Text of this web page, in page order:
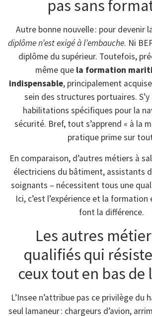
pas sans
Autre bonne nouvelle : pour devenir
diplôme n’est exigé à l’embauche. Ni
diplôme du supérieur. Toutefois,
même que la formation
indispensable, principalement
sein des structures portuaires.
habilitations spécifiques pour la
sécurité. Bref, tout s’apprend « à la
pratique prime sur
En comparaison, d’autres métiers à
électriciens du bâtiment, assistants
soignants – nécessitent tous une
Ici, c’est l’expérience et la
font la différence.
Les autres
qualifiés qui
ceux tout en bas de
L’Insee n’attribue pas ce privilège du
seul lamaneur : chargeurs d’avion,